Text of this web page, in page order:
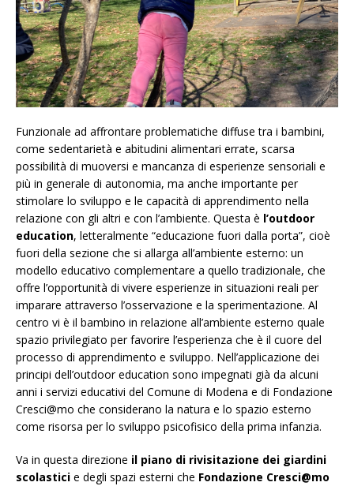
Funzionale ad affrontare problematiche diffuse tra i bambini,
come sedentarietà e abitudini alimentari errate, scarsa
possibilità di muoversi e mancanza di esperienze sensoriali e
più in generale di autonomia, ma anche importante per
stimolare lo sviluppo e le capacità di apprendimento nella
relazione con gli altri e con l’ambiente. Questa è l’outdoor
education, letteralmente “educazione fuori dalla porta”, cioè
fuori della sezione che si allarga all’ambiente esterno: un
modello educativo complementare a quello tradizionale, che
offre l’opportunità di vivere esperienze in situazioni reali per
imparare attraverso l’osservazione e la sperimentazione. Al
centro vi è il bambino in relazione all’ambiente esterno quale
spazio privilegiato per favorire l’esperienza che è il cuore del
processo di apprendimento e sviluppo. Nell’applicazione dei
principi dell’outdoor education sono impegnati già da alcuni
anni i servizi educativi del Comune di Modena e di Fondazione
Cresci@mo che considerano la natura e lo spazio esterno
come risorsa per lo sviluppo psicofisico della prima infanzia.
Va in questa direzione il piano di rivisitazione dei giardini
scolastici e degli spazi esterni che Fondazione Cresci@mo